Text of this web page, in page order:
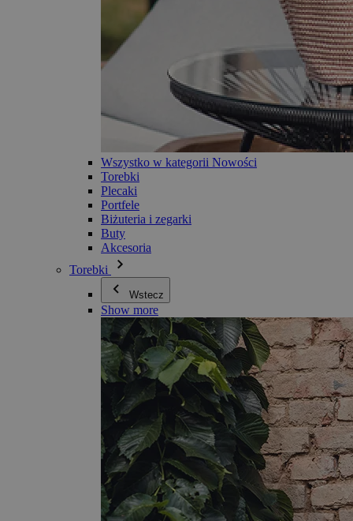
Wszystko w kategorii Nowości
Torebki
Plecaki
Portfele
Biżuteria i zegarki
Buty
Akcesoria
Torebki
Wstecz
Show more